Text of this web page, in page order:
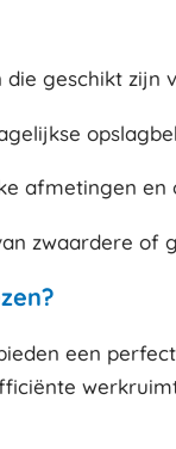
geschikt zijn
afmetingen en
zwaardere of
een